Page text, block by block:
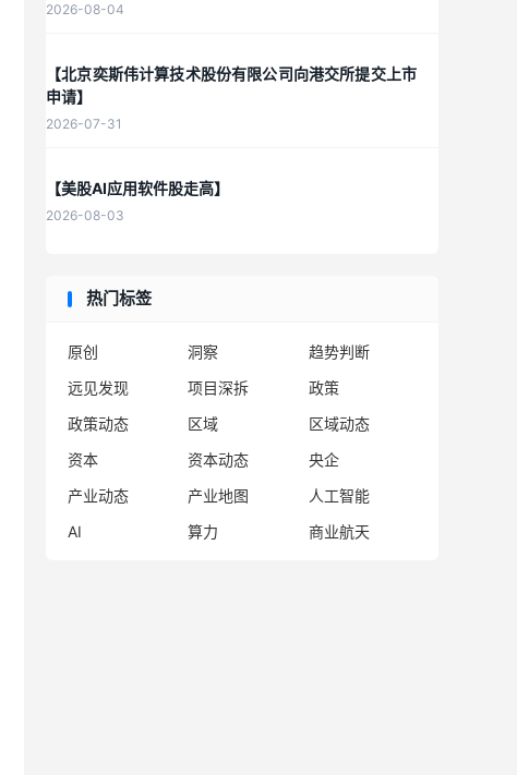
2026-08-04
【北京奕斯伟计算技术股份有限公司向港交所提交上市
申请】
2026-07-31
【美股AI应用软件股走高】
2026-08-03
热门标签
原创 洞察
趋势判断
远见发现
项目深拆
政策
政策动态
区域
区域动态
资本
资本动态
央企
产业动态
产业地图
人工智能
AI
算力 商业航天